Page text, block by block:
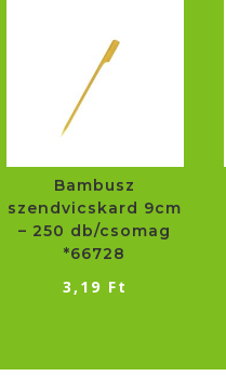
Bambusz
szendvicskard 9cm
– 250 db/csomag
*66728
3,19 Ft